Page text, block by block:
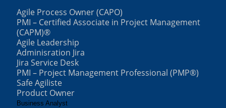
Agile Process Owner (CAPO)
PMI – Certified Associate in Project Management
(CAPM)®
Agile Leadership
Adminisration Jira
Jira Service Desk
PMI – Project Management Professional (PMP®)
Safe Agiliste
Product Owner
Business Analyst